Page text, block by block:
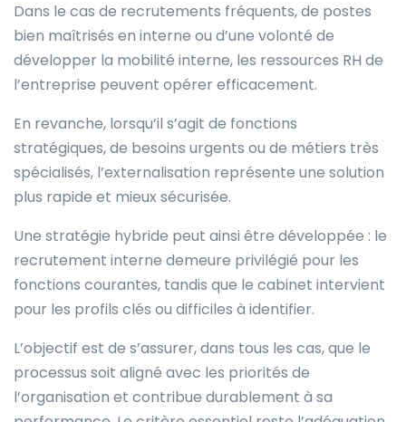
Dans le cas de recrutements fréquents, de postes
bien maîtrisés en interne ou d’une volonté de
développer la mobilité interne, les ressources RH de
l’entreprise peuvent opérer efficacement.
En revanche, lorsqu’il s’agit de fonctions
stratégiques, de besoins urgents ou de métiers très
spécialisés, l’externalisation représente une solution
plus rapide et mieux sécurisée.
Une stratégie hybride peut ainsi être développée : le
recrutement interne demeure privilégié pour les
fonctions courantes, tandis que le cabinet intervient
pour les profils clés ou difficiles à identifier.
L’objectif est de s’assurer, dans tous les cas, que le
processus soit aligné avec les priorités de
l’organisation et contribue durablement à sa